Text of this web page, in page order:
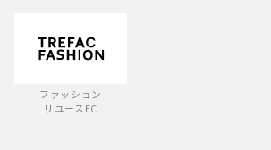
ファッション
リユースEC